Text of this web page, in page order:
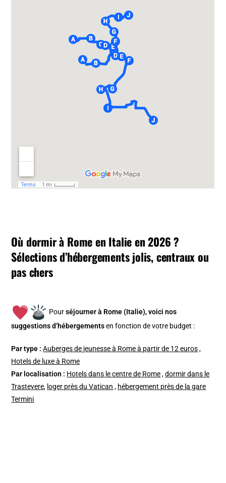
Où dormir à Rome en Italie en 2026 ?
Sélections d’hébergements jolis, centraux ou
pas chers
Pourséjourner à Rome (Italie), voici nos
suggestions d’hébergements en fonction de votre budget :
Par type :Auberges de jeunesse à Rome à partir de 12 euros,
Hotels de luxe à Rome
Par localisation : Hotels dans le centre de Rome,dormir dans le
Trastevere, loger près du Vatican , hébergement près de la gare
Termini